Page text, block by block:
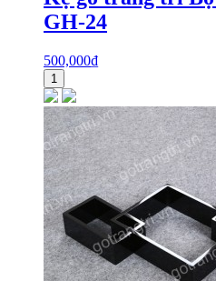
GH-24
500,000₫
1